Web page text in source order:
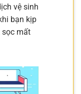
vệ sinh
bạn kịp
sọc mất